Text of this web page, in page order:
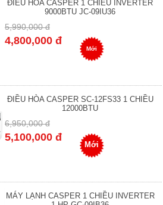
ĐIỀU HÒA CASPER 1 CHIỀU INVERTER
9000BTU JC-09IU36
5,990,000 đ
4,800,000 đ
Mới
ĐIỀU HÒA CASPER SC-12FS33 1 CHIỀU
12000BTU
6,950,000 đ
5,100,000 đ
Mới
MÁY LẠNH CASPER 1 CHIỀU INVERTER